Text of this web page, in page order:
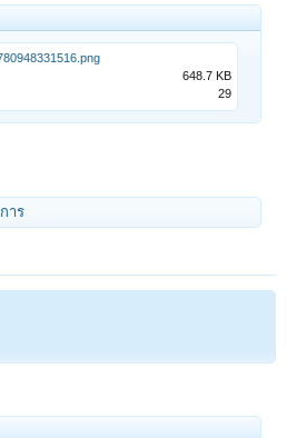
648.7 KB
29
าร